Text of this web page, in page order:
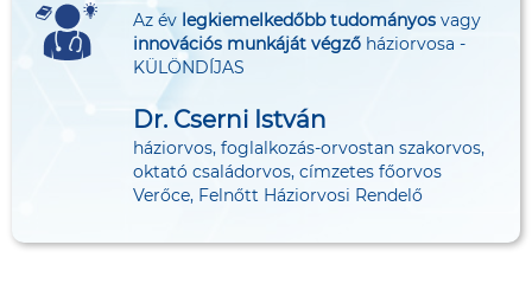
Az év legkiemelkedőbb tudományos vagy
innovációs munkáját végző háziorvosa -
KÜLÖNDÍJAS
Dr. Cserni István
háziorvos, foglalkozás-orvostan szakorvos,
oktató családorvos, címzetes főorvos
Verőce, Felnőtt Háziorvosi Rendelő